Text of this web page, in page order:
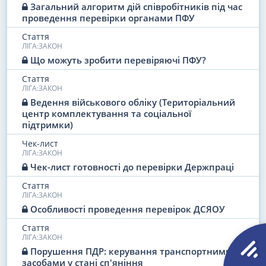
Органи захисту бізнесу
Загальний алгоритм дій співробітників під час
проведення перевірки органами ПФУ
Стаття
ЛІГА:ЗАКОН
Що можуть зробити перевіряючі ПФУ?
Стаття
ЛІГА:ЗАКОН
Ведення військового обліку (Територіальний
центр комплектування та соціальної
підтримки)
Чек-лист
ЛІГА:ЗАКОН
Чек-лист готовності до перевірки Держпраці
Стаття
ЛІГА:ЗАКОН
Особливості проведення перевірок ДСЯОУ
Стаття
ЛІГА:ЗАКОН
Порушення ПДР: керування транспортними
засобами у стані сп'яніння